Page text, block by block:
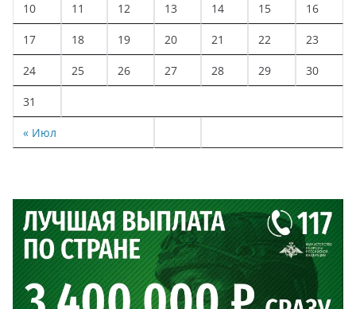
« Июл
10 11 12 13 14 15 16
17 18 19 20 21 22 23
24 25 26 27 28 29 30
31